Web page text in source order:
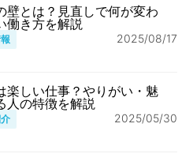
壁とは？見直しで何が変わ
働き方を解説
2025/08/17
楽しい仕事？やりがい・魅
人の特徴を解説
2025/05/30